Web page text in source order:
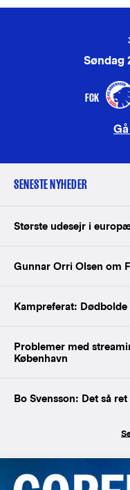
Søndag
FCK
SENESTE NYHEDER
Største udesejr i
Gunnar Orri Olsen om
Kampreferat:
Problemer med
København
Bo Svensson: Det så